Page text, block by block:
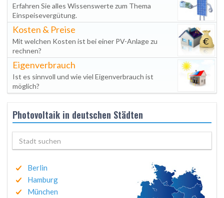
Erfahren Sie alles Wissenswerte zum Thema
Einspeisevergütung.
Kosten & Preise
Mit welchen Kosten ist bei einer PV-Anlage zu
rechnen?
Eigenverbrauch
Ist es sinnvoll und wie viel Eigenverbrauch ist
möglich?
Photovoltaik in deutschen Städten
Berlin
Hamburg
München